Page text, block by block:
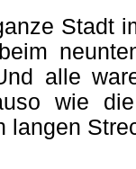
Stadt
alle
wie
langen